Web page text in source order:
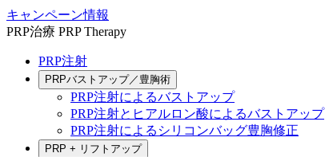
キャンペーン情報
PRP治療 PRP Therapy
PRP注射
PRPバストアップ／豊胸術
PRP注射によるバストアップ
PRP注射とヒアルロン酸によるバストアップ
PRP注射によるシリコンバッグ豊胸修正
PRP + リフトアップ